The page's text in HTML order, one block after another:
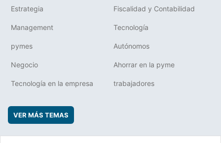
Estrategia Fiscalidad y Contabilidad
Management Tecnología
pymes Autónomos
Negocio Ahorrar en la pyme
Tecnología en la empresa trabajadores
VER MÁS TEMAS